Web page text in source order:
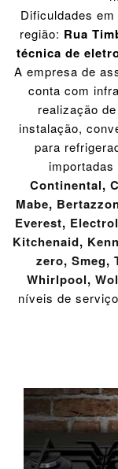
Dificuldades
região: Rua
técnica de
A empresa de
conta com
realização
instalação,
para
importadas
Continental,
Mabe,
Everest,
Kitchenaid,
zero, Smeg,
Whirlpool,
níveis de